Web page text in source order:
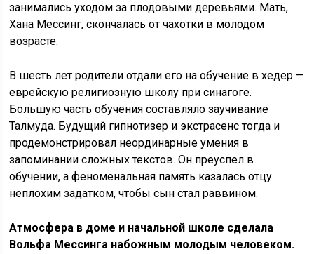
занимались уходом за плодовыми деревьями. Мать,
Хана Мессинг, скончалась от чахотки в молодом
возрасте.
В шесть лет родители отдали его на обучение в хедер —
еврейскую религиозную школу при синагоге.
Большую часть обучения составляло заучивание
Талмуда. Будущий гипнотизер и экстрасенс тогда и
продемонстрировал неординарные умения в
запоминании сложных текстов. Он преуспел в
обучении, а феноменальная память казалась отцу
неплохим задатком, чтобы сын стал раввином.
Атмосфера в доме и начальной школе сделала
Вольфа Мессинга набожным молодым человеком.